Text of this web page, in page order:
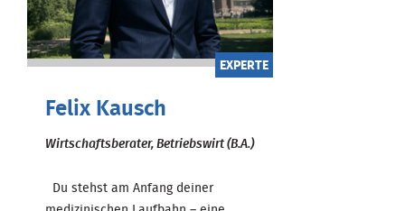
EXPERTE
Felix Kausch
Wirtschaftsberater, Betriebswirt (B.A.)
Du stehst am Anfang deiner